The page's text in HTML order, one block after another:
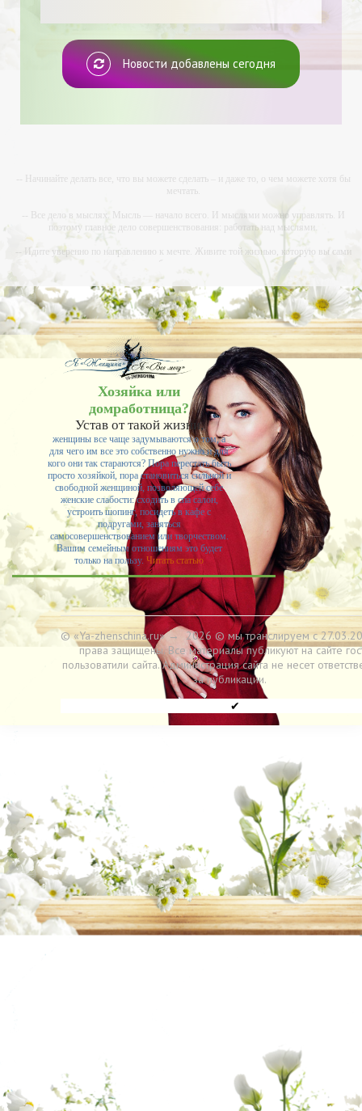
Новости добавлены сегодня
-- Начинайте делать все, что вы можете сделать – и даже то, о чем можете хотя бы
мечтать.
-- Все дело в мыслях. Мысль — начало всего. И мыслями можно управлять. И
поэтому главное дело совершенствования: работать над мыслями.
-- Идите уверенно по направлению к мечте. Живите той жизнью, которую вы сами
-- Самое большое богатство — это ум. Самая большая нищета — глупость. Из всех
страхов самый пугающий — самолюбование.
-- Лучшее, что можно сделать с хорошим советом, это пропустить его мимо ушей. Он
никогда не бывает полезен никому, кроме того, кто его дал.
-- Люблю давать советы и очень не люблю, когда их дают мне.
Хозяйка или
домработница?
Устав от такой жизни,
женщины все чаще задумываются о том, а
для чего им все это собственно нужно и для
кого они так стараются? Пора перестать быть
просто хозяйкой, пора становиться сильной и
свободной женщиной, позволяющей себе
женские слабости: сходить в спа салон,
устроить шопинг, посидеть в кафе с
подругами, заняться
самосовершенствованием или творчеством.
Вашим семейным отношениям это будет
только на пользу. Читать статью
© «Ya-zhenschina.ru»→ 2026 © мы транслируем с
права защищены. Все материалы публикуют на сайте
пользоватили сайта. Администрация сайта не несет
за публикации.
✔